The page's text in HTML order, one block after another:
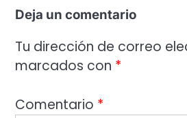
Deja un comentario
Tu dirección de correo
marcados con *
Comentario *